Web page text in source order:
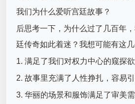
我们为什么爱听宫廷故事？
后思考一下，为什么过了几百年
廷传奇如此着迷？我想可能有这几
1. 满足了我们对权力中心的窥探欲
2. 故事里充满了人性挣扎，容易
3. 华丽的场景和服饰满足了审美